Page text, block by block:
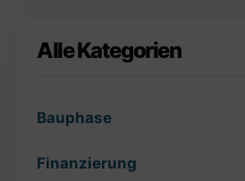
Alle Kategorien
Bauphase
Finanzierung